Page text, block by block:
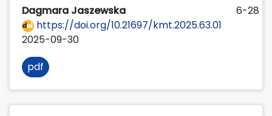
Dagmara Jaszewska
6-28
https://doi.org/10.21697/kmt.2025.63.01
2025-09-30
pdf